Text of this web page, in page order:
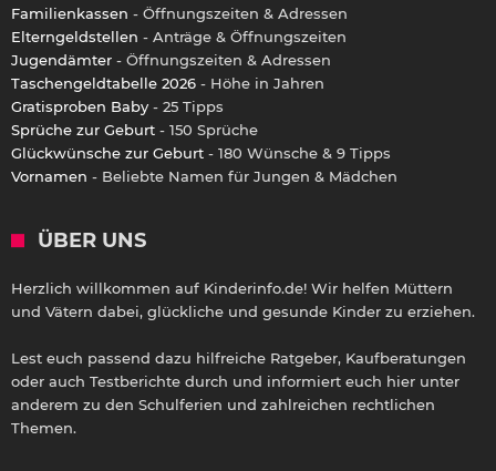
Familienkassen - Öffnungszeiten & Adressen
Elterngeldstellen - Anträge & Öffnungszeiten
Jugendämter - Öffnungszeiten & Adressen
Taschengeldtabelle 2026 - Höhe in Jahren
Gratisproben Baby - 25 Tipps
Sprüche zur Geburt - 150 Sprüche
Glückwünsche zur Geburt - 180 Wünsche & 9 Tipps
Vornamen - Beliebte Namen für Jungen & Mädchen
ÜBER UNS
Herzlich willkommen auf Kinderinfo.de! Wir helfen Müttern
und Vätern dabei, glückliche und gesunde Kinder zu erziehen.
Lest euch passend dazu hilfreiche Ratgeber, Kaufberatungen
oder auch Testberichte durch und informiert euch hier unter
anderem zu den Schulferien und zahlreichen rechtlichen
Themen.